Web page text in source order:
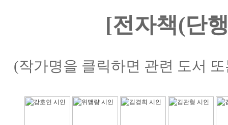
[전자책(단
(작가명을 클릭하면 관련 도서